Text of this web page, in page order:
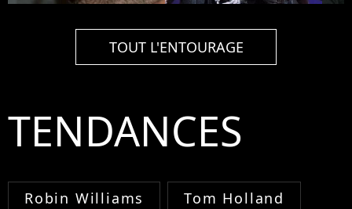
TOUT L'ENTOURAGE
TENDANCES
Robin Williams Tom Holland